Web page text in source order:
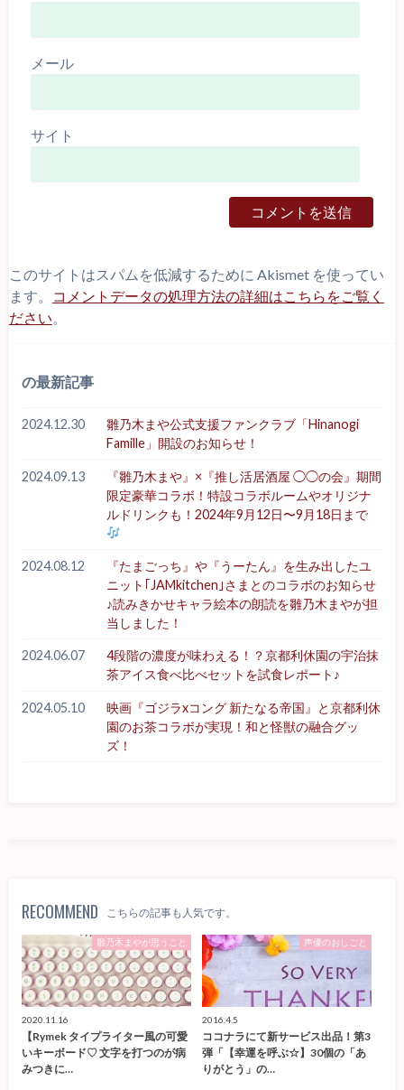
メール
サイト
このサイトはスパムを低減するために Akismet を使ってい
ます。
コメントデータの処理方法の詳細はこちらをご覧く
ださい
の最新記事
2024.12.30
雛乃木まや公式支援ファンクラブ「Hinanogi
Famille」開設のお知らせ！
2024.09.13
『雛乃木まや』×『推し活居酒屋 ◯◯の会』期間
限定豪華コラボ！特設コラボルームやオリジナ
ルドリンクも！2024年9月12日〜9月18日まで
2024.08.12
『たまごっち』や『うーたん』を生み出したユ
ニット｢JAMkitchen｣さまとのコラボのお知らせ
♪読みきかせキャラ絵本の朗読を雛乃木まやが担
当しました！
2024.06.07
4段階の濃度が味わえる！？京都利休園の宇治抹
茶アイス食べ比べセットを試食レポート♪
2024.05.10
映画『ゴジラxコング 新たなる帝国』と京都利休
園のお茶コラボが実現！和と怪獣の融合グッ
ズ！
RECOMMEND こちらの記事も人気です。
雛乃木まやが思うこと
2020.11.16
【Rymek タイプライター風の可愛
いキーボード♡ 文字を打つのが病
みつきに…
声優のおしごと
2016.4.5
ココナラにて新サービス出品！第3
弾「【幸運を呼ぶ☆】30個の「あ
りがとう」の…